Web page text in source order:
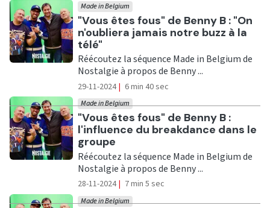
Ecouter
"Vous êtes fous" de Benny B : "On
n'oubliera jamais notre buzz à la
télé"
Made in Belgium
Réécoutez la séquence Made in Belgium de
Nostalgie à propos de Benny ...
29-11-2024 | 6 min 40 sec
Ecouter
"Vous êtes fous" de Benny B :
l'influence du breakdance dans le
groupe
Made in Belgium
Réécoutez la séquence Made in Belgium de
Nostalgie à propos de Benny ...
28-11-2024 | 7 min 5 sec
Made in Belgium